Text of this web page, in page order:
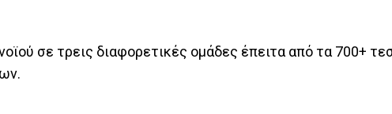
σε τρεις διαφορετικές ομάδες έπειτα από τα 700+